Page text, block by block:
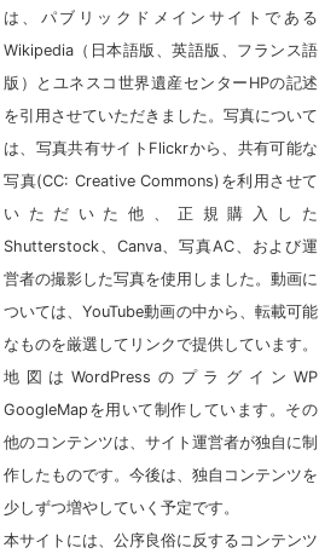
は、パブリックドメインサイトである
Wikipedia（日本語版、英語版、フランス語
版）とユネスコ世界遺産センターHPの記述
を引用させていただきました。写真について
は、写真共有サイトFlickrから、共有可能な
写真(CC: Creative Commons)を利用させて
いただいた他、正規購入した
Shutterstock、Canva、写真AC、および運
営者の撮影した写真を使用しました。動画に
ついては、YouTube動画の中から、転載可能
なものを厳選してリンクで提供しています。
地図はWordPressのプラグインWP
GoogleMapを用いて制作しています。その
他のコンテンツは、サイト運営者が独自に制
作したものです。今後は、独自コンテンツを
少しずつ増やしていく予定です。
本サイトには、公序良俗に反するコンテンツ